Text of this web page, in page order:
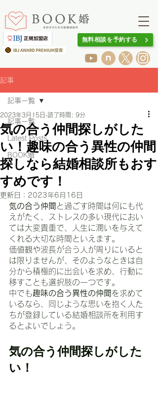
無料相談を予約する
記事
記事一覧
Latest Posts
BOOK婚
記事一覧
気の合う仲間探しがした
い！趣味の合う異性の仲間
探しなら結婚相談所もおす
すめです！
2023年3月15日 読了時間: 9分
更新日： 2023年6月16日
気の合う仲間 と過ごす時間は何にも代
えがたく、ストレスの多い現代におい
ては大変貴重で、人生に潤いを与えて
くれる大切な時間といえます。
価値観や波長が合う人が周りにいると
は限りませんが、そのようなときは自
分から積極的に出会いを求め、行動に
移すことも選択肢の一つです。
中でも趣味の合う異性の仲間を求めて
いるなら、同じような思いを抱く人た
ちが登録している結婚相談所を利用す
るとよいでしょう。
気の合う仲間探しがした
い！